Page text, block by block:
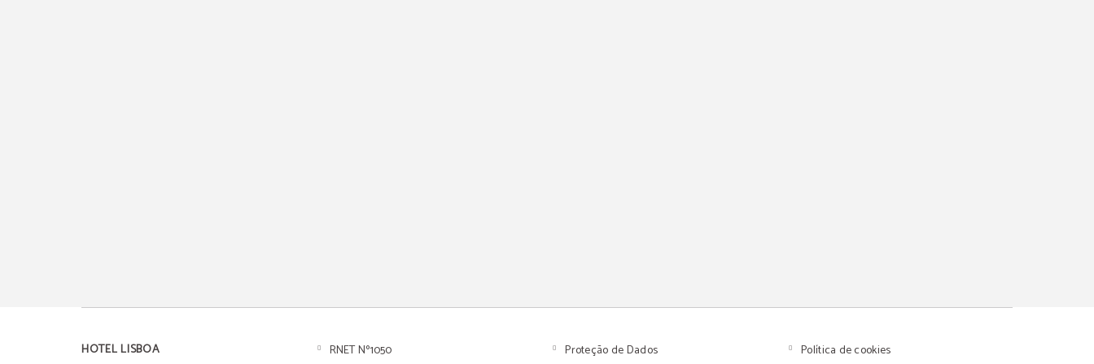
HOTEL LISBOA RNET Nº1050 Proteção de Dados Política de cookies